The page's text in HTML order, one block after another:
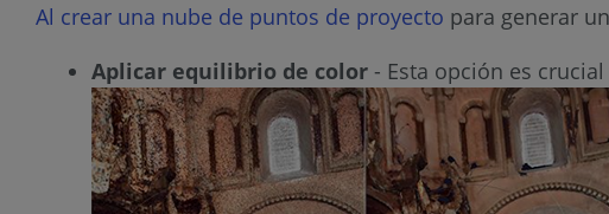
Al crear una nube de puntos de proyecto para generar
Aplicar equilibrio de color - Esta opción es